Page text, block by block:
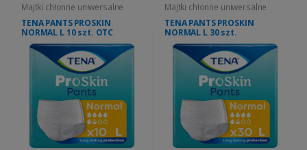
Majtki chłonne uniwersalne
TENA PANTS PROSKIN
NORMAL L 10 szt. OTC
Majtki chłonne uniwersalne
TENA PANTS PROSKIN
NORMAL L 30 szt.